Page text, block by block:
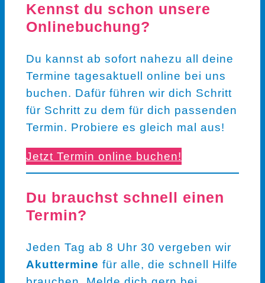
Kennst du schon unsere
Onlinebuchung?
Du kannst ab sofort nahezu all deine
Termine tagesaktuell online bei uns
buchen. Dafür führen wir dich Schritt
für Schritt zu dem für dich passenden
Termin. Probiere es gleich mal aus!
Jetzt Termin online buchen!
Du brauchst schnell einen
Termin?
Jeden Tag ab 8 Uhr 30 vergeben wir
Akuttermine für alle, die schnell Hilfe